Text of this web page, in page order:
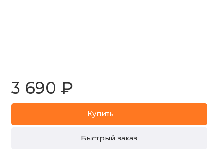
3 690 ₽
Купить
Быстрый заказ